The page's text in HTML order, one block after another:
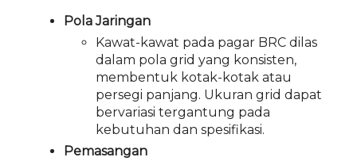
Pola Jaringan
Kawat-kawat pada pagar BRC dilas
dalam pola grid yang konsisten,
membentuk kotak-kotak atau
persegi panjang. Ukuran grid dapat
bervariasi tergantung pada
kebutuhan dan spesifikasi.
Pemasangan